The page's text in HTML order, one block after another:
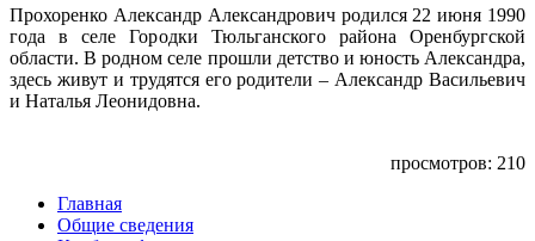
Прохоренко Александр Александрович родился 22 июня 1990
года в селе Городки Тюльганского района Оренбургской
области. В родном селе прошли детство и юность Александра,
здесь живут и трудятся его родители – Александр Васильевич
и Наталья Леонидовна.
просмотров: 210
Главная
Общие сведения